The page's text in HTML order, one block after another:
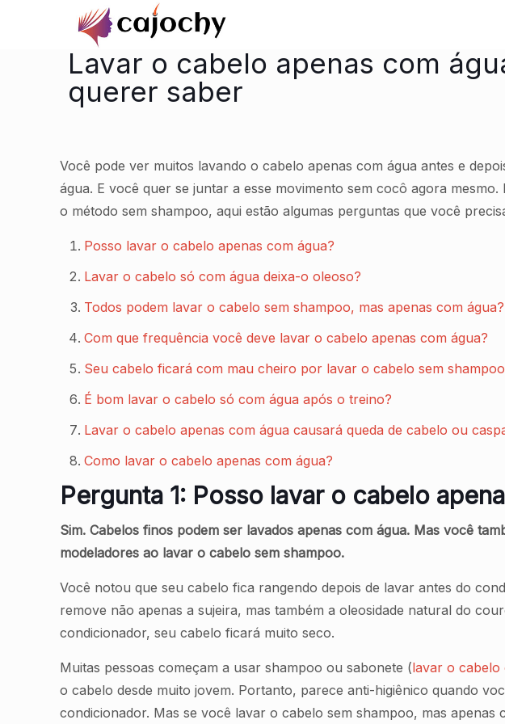
Lavar o cabelo apenas com
querer saber
Você pode ver muitos lavando o cabelo apenas com água antes e
água. E você quer se juntar a esse movimento sem cocô agora
o método sem shampoo, aqui estão algumas perguntas que você
Posso lavar o cabelo apenas com água?
Lavar o cabelo só com água deixa-o oleoso?
Todos podem lavar o cabelo sem shampoo, mas apenas com água?
Com que frequência você deve lavar o cabelo apenas com água?
Seu cabelo ficará com mau cheiro por lavar o cabelo sem
É bom lavar o cabelo só com água após o treino?
Lavar o cabelo apenas com água causará queda de cabelo ou
Como lavar o cabelo apenas com água?
Pergunta 1: Posso lavar o cabelo
Sim. Cabelos finos podem ser lavados apenas com água. Mas você
modeladores ao lavar o cabelo sem shampoo.
Você notou que seu cabelo fica rangendo depois de lavar antes do
remove não apenas a sujeira, mas também a oleosidade natural do
condicionador, seu cabelo ficará muito seco.
Muitas pessoas começam a usar shampoo ou sabonete (lavar o cabelo
o cabelo desde muito jovem. Portanto, parece anti-higiênico quando
condicionador. Mas se você lavar o cabelo sem shampoo, mas apenas